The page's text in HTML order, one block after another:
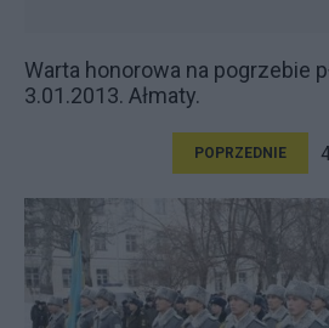
Warta honorowa na pogrzebie
3.01.2013. Ałmaty.
POPRZEDNIE